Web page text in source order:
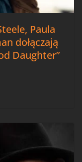
Paula
dołączają
Daughter”